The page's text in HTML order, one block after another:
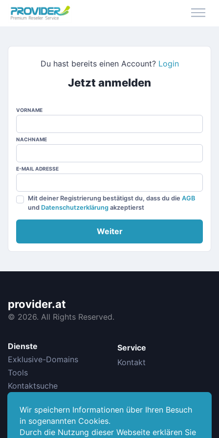
Du hast bereits einen Account? Login
Jetzt anmelden
VORNAME
NACHNAME
E-MAIL ADRESSE
Mit deiner Registrierung bestätigst du, dass du die AGB
und Datenschutzerklärung akzeptierst
Weiter
provider.at
© 2026. All Rights Reserved.
Dienste
Exklusive-Domains
Tools
Kontaktsuche
Service
Kontakt
Info
Datenschutzerklärung
Wir speichern Informationen über Ihren Besuch
in sogenannten Cookies.
Durch die Nutzung dieser Webseite erklären Sie